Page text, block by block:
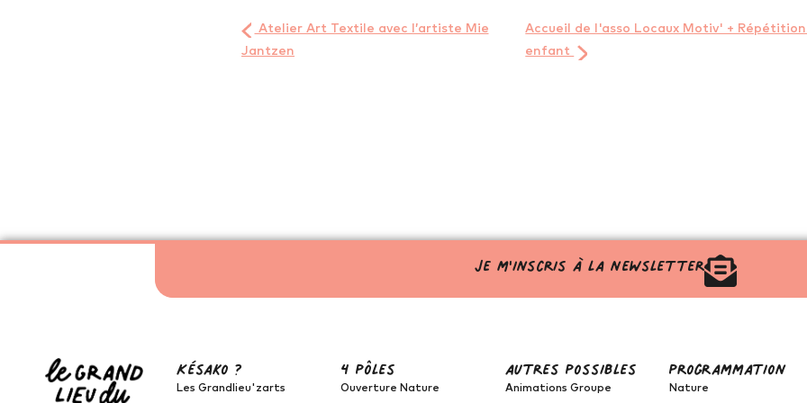
Atelier Art Textile avec l’artiste Mie
Jantzen
Accueil de l'asso Locaux Motiv' +
enfant
Je m'inscris à la newsletter
Késako ?
Les Grandlieu'zarts
4 pôles
Ouverture Nature
autres possibles
Animations Groupe
programmation
Nature